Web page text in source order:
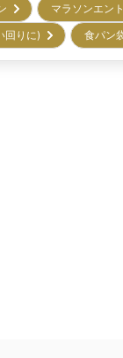
マラソンエン
回りに)
食パン